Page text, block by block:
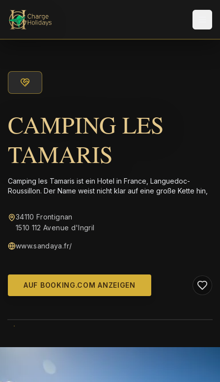
CAMPING LES
TAMARIS
Camping les Tamaris ist ein Hotel in France, Languedoc-
Roussillon. Der Name weist nicht klar auf eine große Kette hin,
34110 Frontignan
1510 112 Avenue d'Ingril
www.sandaya.fr/
AUF BOOKING.COM ANZEIGEN